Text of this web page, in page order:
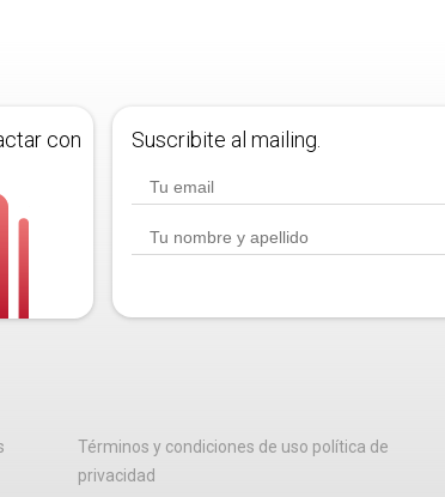
con
Suscribite al mailing.
Términos y condiciones de uso política de
privacidad